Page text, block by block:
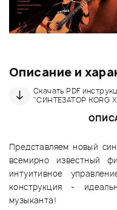
Описание и
Скачать PDF
"СИНТЕЗАТОР KORG
Представляем новый
всемирно известный
интуитивное
конструкция -
музыканта!